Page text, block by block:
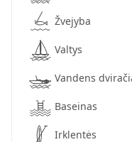
Žvejyba
Valtys
Vandens
Baseinas
Irklentės